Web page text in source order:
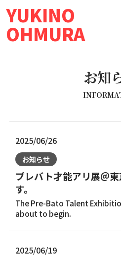
YUKINO
OHMURA
お知
2025/06/26
お知らせ
プレバト才能アリ展＠
す。
The Pre-Bato Talent
about to begin.
2025/06/19